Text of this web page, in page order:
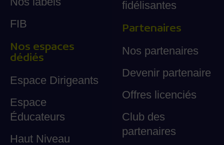
FIB
Nos espaces
dédiés
Espace Dirigeants
Espace
Éducateurs
Haut Niveau
fidélisantes
Partenaires
Nos partenaires
Devenir partenaire
Offres licenciés
Club des
partenaires